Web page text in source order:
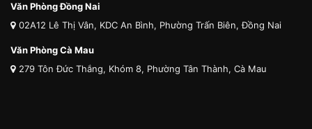
Văn Phòng Đồng Nai
02A12 Lê Thị Vân, KDC An Bình, Phường Trấn Biên, Đồng Nai
Văn Phòng Cà Mau
279 Tôn Đức Thắng, Khóm 8, Phường Tân Thành, Cà Mau